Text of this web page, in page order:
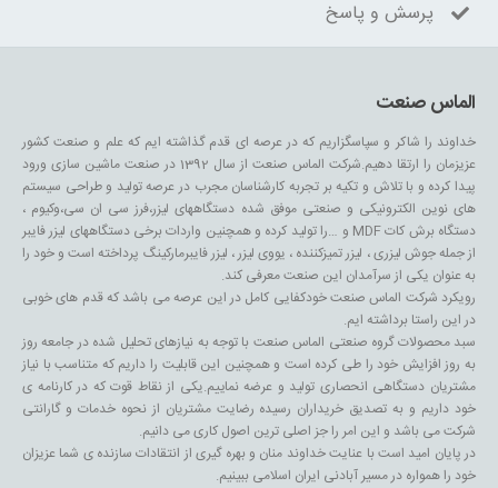
پرسش و پاسخ
الماس صنعت
خداوند را شاکر و سپاسگزاریم که در عرصه ای قدم گذاشته ایم که علم و صنعت کشور
عزیزمان را ارتقا دهیم.شرکت الماس صنعت از سال 1392 در صنعت ماشین سازی ورود
پیدا کرده و با تلاش و تکیه بر تجربه کارشناسان مجرب در عرصه تولید و طراحی سیستم
های نوین الکترونیکی و صنعتی موفق شده دستگاههای لیزر،فرز سی ان سی،وکیوم ،
دستگاه برش کات MDF و …را تولید کرده و همچنین واردات برخی دستگاههای لیزر فایبر
از جمله جوش لیزری ، لیزر تمیزکننده ، یووی لیزر ، لیزر فایبرمارکینگ پرداخته است و خود را
به عنوان یکی از سرآمدان این صنعت معرفی کند.
رویکرد شرکت الماس صنعت خودکفایی کامل در این عرصه می باشد که قدم های خوبی
در این راستا برداشته ایم.
سبد محصولات گروه صنعتی الماس صنعت با توجه به نیازهای تحلیل شده در جامعه روز
به روز افزایش خود را طی کرده است و همچنین این قابلیت را داریم که متناسب با نیاز
مشتریان دستگاهی انحصاری تولید و عرضه نماییم.یکی از نقاط قوت که در کارنامه ی
خود داریم و به تصدیق خریداران رسیده رضایت مشتریان از نحوه خدمات و گارانتی
شرکت می باشد و این امر را جز اصلی ترین اصول کاری می دانیم.
در پایان امید است با عنایت خداوند منان و بهره گیری از انتقادات سازنده ی شما عزیزان
خود را همواره در مسیر آبادنی ایران اسلامی ببینیم.